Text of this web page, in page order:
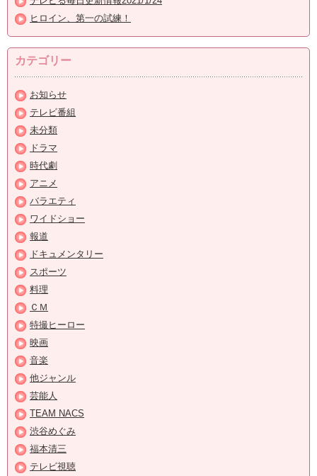
ヒロイン、第一の試練！
カテゴリー
お知らせ
テレビ番組
未分類
ドラマ
時代劇
アニメ
バラエティ
ワイドショー
報道
ドキュメンタリー
スポーツ
料理
ＣＭ
特撮ヒーロー
映画
音楽
他ジャンル
芸能人
TEAM NACS
渋谷めぐみ
福本清三
テレビ視聴